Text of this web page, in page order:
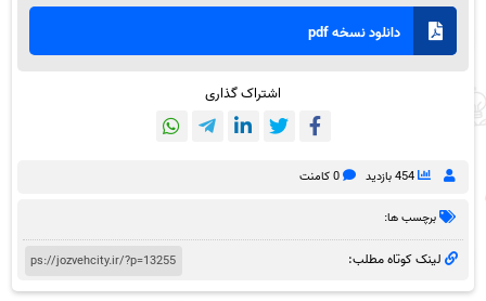
دانلود نسخه pdf
اشتراک گذاری
454 بازدید 0 کامنت
برچسب ها:
لینک کوتاه مطلب: